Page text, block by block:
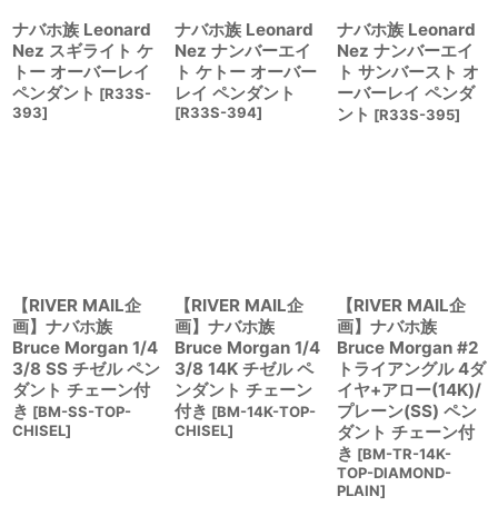
ナバホ族 Leonard
Nez スギライト ケ
トー オーバーレイ
ペンダント [R33S-
393]
ナバホ族 Leonard
Nez ナンバーエイ
ト ケトー オーバー
レイ ペンダント
[R33S-394]
ナバホ族 Leonard
Nez ナンバーエイ
ト サンバースト オ
ーバーレイ ペンダ
ント [R33S-395]
【RIVER MAIL企
画】ナバホ族
Bruce Morgan 1/4
3/8 SS チゼル ペン
ダント チェーン付
き [BM-SS-TOP-
CHISEL]
【RIVER MAIL企
画】ナバホ族
Bruce Morgan 1/4
3/8 14K チゼル ペ
ンダント チェーン
付き [BM-14K-TOP-
CHISEL]
【RIVER MAIL企
画】ナバホ族
Bruce Morgan #2
トライアングル 4ダ
イヤ+アロー(14K)/
プレーン(SS) ペン
ダント チェーン付
き [BM-TR-14K-
TOP-DIAMOND-
PLAIN]